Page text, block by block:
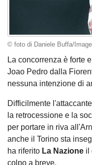
© foto di Daniele Buffa/
La concorrenza è forte
Joao Pedro dalla
nessuna intenzione di
Difficilmente
la retrocessione e la
per portare in riva
anche il Torino sta
ha riferito La Nazione il
colpo a breve.